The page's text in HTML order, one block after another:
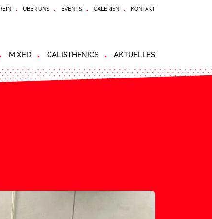
ÜBER UNS EVENTS GALERIEN KONTAKT
MIXED CALISTHENICS AKTUELLES